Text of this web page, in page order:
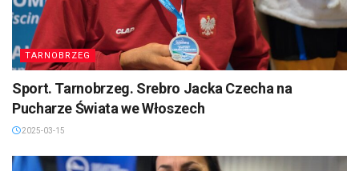
TARNOBRZEG
Sport. Tarnobrzeg. Srebro Jacka Czecha na
Pucharze Świata we Włoszech
2025-03-15